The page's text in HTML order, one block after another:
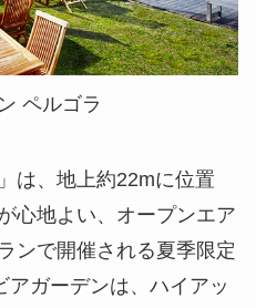
ペルゴラ
は、地上約22mに位置
心地よい、オープンエア
ンで開催される夏季限定
ガーデンは、ハイアッ